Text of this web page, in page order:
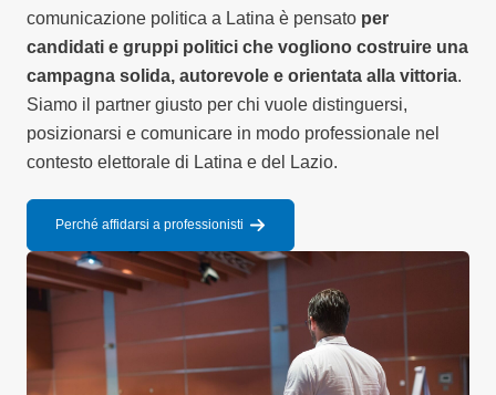
comunicazione politica a Latina è pensato per
candidati e gruppi politici che vogliono costruire una
campagna solida, autorevole e orientata alla vittoria.
Siamo il partner giusto per chi vuole distinguersi,
posizionarsi e comunicare in modo professionale nel
contesto elettorale di Latina e del Lazio.
Perché affidarsi a professionisti